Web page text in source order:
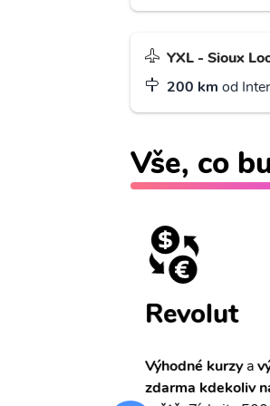
YXL - Sioux
200 km od
Vše, co
Revolut
Výhodné kurzya
zdarma kdekoliv